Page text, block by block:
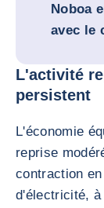
Noboa
avec le
L'activité
persistent
L'économie
reprise
contraction
d'électricité, à